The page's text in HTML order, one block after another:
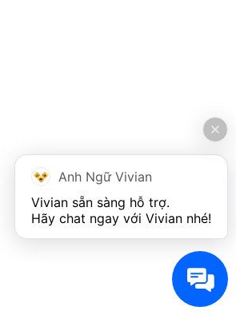
Anh Ngữ Vivian
Vivian sẵn sàng hỗ trợ.
Hãy chat ngay với Vivian nhé!